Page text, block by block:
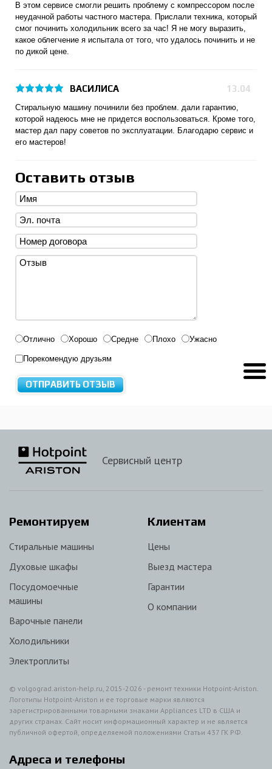
В этом сервисе смогли решить проблему с компрессором после
неудачной работы частного мастера. Прислали техника, который
смог починить холодильник всего за час! Я не могу выразить,
какое облегчение я испытала от того, что удалось починить и не
по дикой цене.
ВАСИЛИСА 13.04
Стиральную машину починили без проблем. дали гарантию,
которой надеюсь мне не придется воспользоваться. Кроме того,
мастер дал пару советов по эксплуатации. Благодарю сервис и
его мастеров!
Оставить отзыв
Отлично Хорошо Средне Плохо Ужасно
Порекомендую друзьям
Сервисный центр
Ремонтируем
Стиральные машины
Духовые шкафы
Посудомоечные
машины
Варочные панели
Холодильники
Электроплиты
Клиентам
Цены
Выезд мастера
Гарантии
О компании
© volgograd.ariston-help.ru, 2015-2026 - ремонт техники Hotpoint-Ariston.
Логотипы Hotpoint-Ariston и ее торговые марки являются
зарегистрированными товарными знаками Appliances LTD в США и
других странах. Сайт носит информационный характер и не является
публичной офертой, определяемой положениями Статьи 437 ГК РФ.
Адреса и телефоны